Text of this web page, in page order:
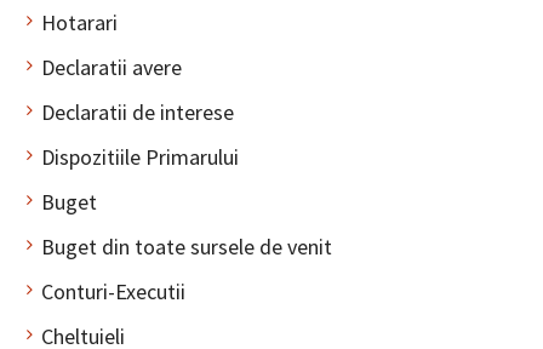
Hotarari
Declaratii avere
Declaratii de interese
Dispozitiile Primarului
Buget
Buget din toate sursele de venit
Conturi-Executii
Cheltuieli